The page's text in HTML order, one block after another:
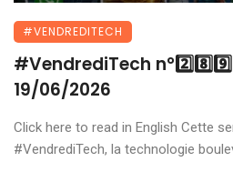
#VENDREDITECH
#VendrediTech
19/06/2026
Click here to read in English Cette
#VendrediTech, la technologie